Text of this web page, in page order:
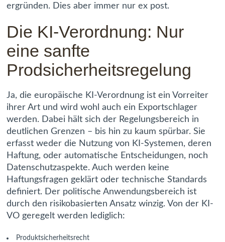
ergründen. Dies aber immer nur ex post.
Die KI-Verordnung: Nur
eine sanfte
Prodsicherheitsregelung
Ja, die europäische KI-Verordnung ist ein Vorreiter
ihrer Art und wird wohl auch ein Exportschlager
werden. Dabei hält sich der Regelungsbereich in
deutlichen Grenzen – bis hin zu kaum spürbar. Sie
erfasst weder die Nutzung von KI-Systemen, deren
Haftung, oder automatische Entscheidungen, noch
Datenschutzaspekte. Auch werden keine
Haftungsfragen geklärt oder technische Standards
definiert. Der politische Anwendungsbereich ist
durch den risikobasierten Ansatz winzig. Von der KI-
VO geregelt werden lediglich:
Produktsicherheitsrecht